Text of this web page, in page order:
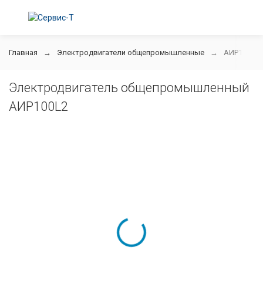
Главная Электродвигатели общепромышленные АИР100L2
Электродвигатель общепромышленный
АИР100L2